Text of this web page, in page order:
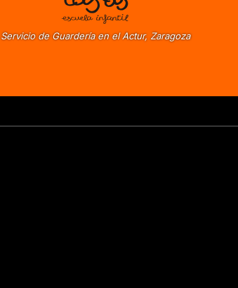
Servicio de Guardería en el Actur, Zaragoza